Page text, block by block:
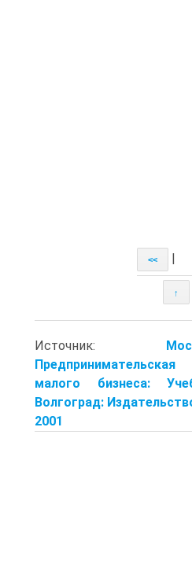
<<
↑
Источник:
малого бизнеса:
Волгоград:
2001